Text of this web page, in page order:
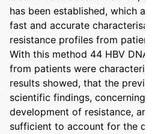
has been established, which
fast and accurate
resistance profiles from
With this method 44 HBV DNA
from patients were
results showed, that the
scientific findings, concerning
development of resistance,
sufficient to account for the